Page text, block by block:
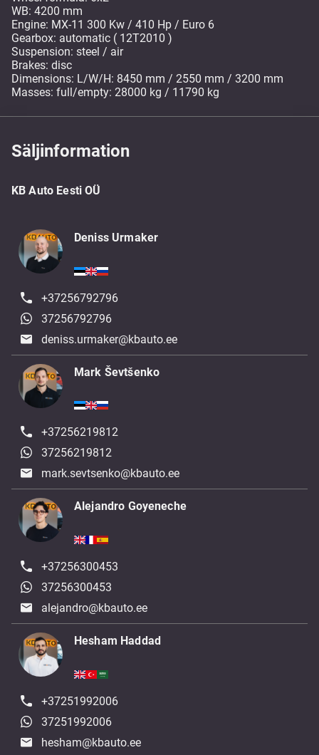
WB: 4200 mm
Engine: MX-11 300 Kw / 410 Hp / Euro 6
Gearbox: automatic ( 12T2010 )
Suspension: steel / air
Brakes: disc
Dimensions: L/W/H: 8450 mm / 2550 mm / 3200 mm
Masses: full/empty: 28000 kg / 11790 kg
Säljinformation
KB Auto Eesti OÜ
Deniss Urmaker
+37256792796
37256792796
deniss.urmaker@kbauto.ee
Mark Ševtšenko
+37256219812
37256219812
mark.sevtsenko@kbauto.ee
Alejandro Goyeneche
+37256300453
37256300453
alejandro@kbauto.ee
Hesham Haddad
+37251992006
37251992006
hesham@kbauto.ee